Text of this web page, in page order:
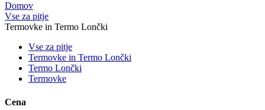
Domov
Vse za pitje
Termovke in Termo Lončki
Vse za pitje
Termovke in Termo Lončki
Termo Lončki
Termovke
Cena